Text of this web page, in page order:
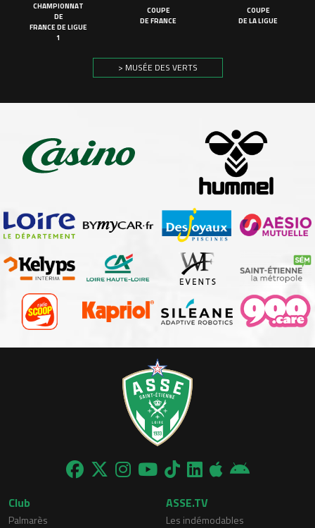
CHAMPIONNAT
DE
FRANCE DE LIGUE
1
COUPE
DE FRANCE
COUPE
DE LA LIGUE
> MUSÉE DES VERTS
Club
Palmarès
ASSE.TV
Les indémodables